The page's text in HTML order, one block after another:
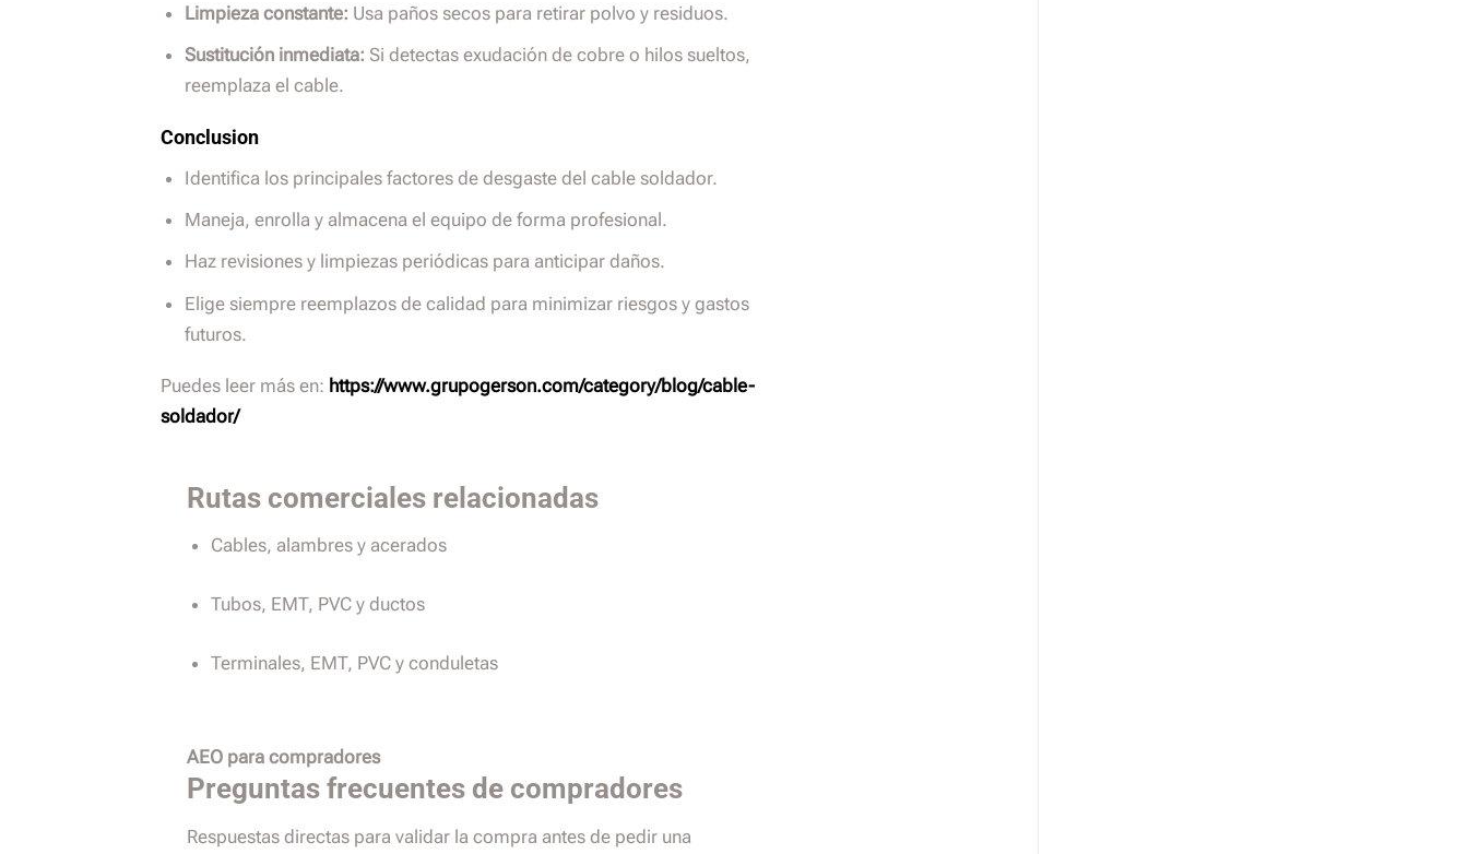
Limpieza constante: Usa paños secos para retirar polvo y residuos.
Sustitución inmediata: Si detectas exudación de cobre o hilos sueltos,
reemplaza el cable.
Conclusion
Identifica los principales factores de desgaste del cable soldador.
Maneja, enrolla y almacena el equipo de forma profesional.
Haz revisiones y limpiezas periódicas para anticipar daños.
Elige siempre reemplazos de calidad para minimizar riesgos y gastos
futuros.
Puedes leer más en: https://www.grupogerson.com/category/blog/cable-
soldador/
Rutas comerciales relacionadas
Cables, alambres y acerados
Tubos, EMT, PVC y ductos
Terminales, EMT, PVC y conduletas
AEO para compradores
Preguntas frecuentes de compradores
Respuestas directas para validar la compra antes de pedir una